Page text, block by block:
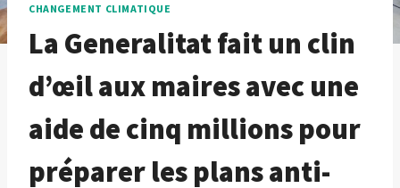
CHANGEMENT CLIMATIQUE
La Generalitat fait un clin
d’œil aux maires avec une
aide de cinq millions pour
préparer les plans anti-